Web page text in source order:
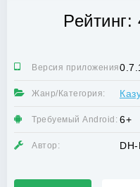
Рейтинг:
Версия приложения:
Жанр/Категория:
Требуемый Android: 6+
Автор: